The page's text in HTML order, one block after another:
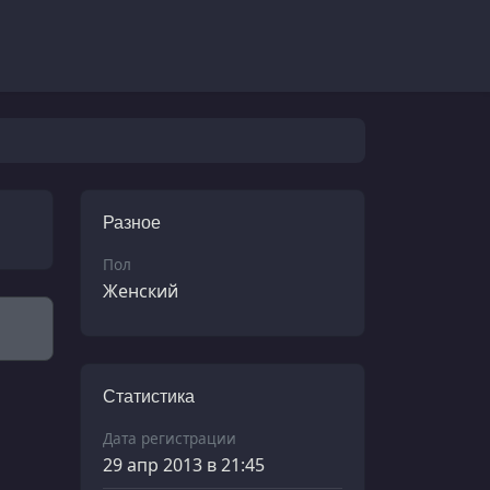
Разное
Пол
Женский
Статистика
Дата регистрации
29 апр 2013 в 21:45